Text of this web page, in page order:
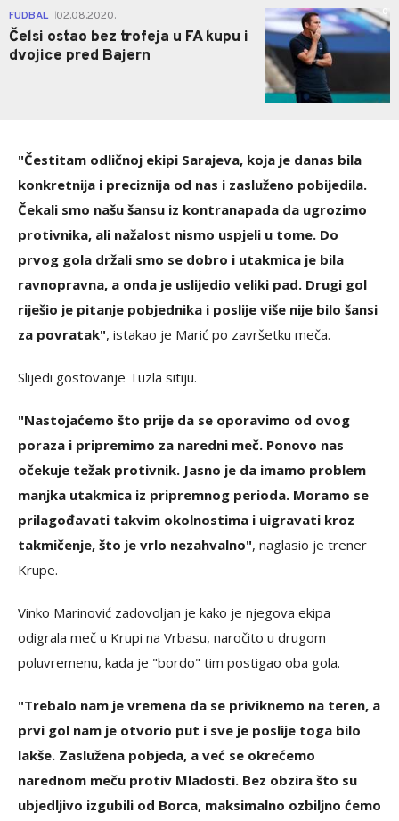
FUDBAL 02.08.2020.
Čelsi ostao bez trofeja u FA kupu i
dvojice pred Bajern
0
"Čestitam odličnoj ekipi Sarajeva, koja je danas bila
konkretnija i preciznija od nas i zasluženo pobijedila.
Čekali smo našu šansu iz kontranapada da ugrozimo
protivnika, ali nažalost nismo uspjeli u tome. Do
prvog gola držali smo se dobro i utakmica je bila
ravnopravna, a onda je uslijedio veliki pad. Drugi gol
riješio je pitanje pobjednika i poslije više nije bilo šansi
za povratak", istakao je Marić po završetku meča.
Slijedi gostovanje Tuzla sitiju.
"Nastojaćemo što prije da se oporavimo od ovog
poraza i pripremimo za naredni meč. Ponovo nas
očekuje težak protivnik. Jasno je da imamo problem
manjka utakmica iz pripremnog perioda. Moramo se
prilagođavati takvim okolnostima i uigravati kroz
takmičenje, što je vrlo nezahvalno", naglasio je trener
Krupe.
Vinko Marinović zadovoljan je kako je njegova ekipa
odigrala meč u Krupi na Vrbasu, naročito u drugom
poluvremenu, kada je "bordo" tim postigao oba gola.
"Trebalo nam je vremena da se priviknemo na teren, a
prvi gol nam je otvorio put i sve je poslije toga bilo
lakše. Zaslužena pobjeda, a već se okrećemo
narednom meču protiv Mladosti. Bez obzira što su
ubjedljivo izgubili od Borca, maksimalno ozbiljno ćemo